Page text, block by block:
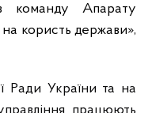
команду Апарату
користь держави»,
Ради України та на